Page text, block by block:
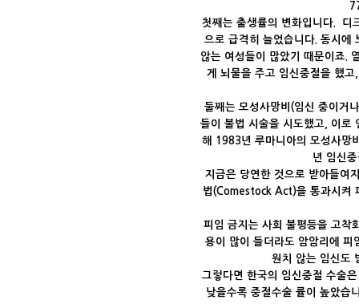
첫째는 출생률의 변화입니다. 디
으로 급격히 늘었습니다. 동시에
않는 여성들이 많았기 때문이죠.
게 뇌물을 주고 임신중절을 했
둘째는 모성사망비(임신 중이거
들이 불법 시술을 시도했고, 이로
해 1983년 루마니아의 모성사망
년 임신
지금은 당연한 것으로 받아들여
법(Comestock Act)을 통과시켜
피임 금지는 사회 불평등을 고착
용이 많이 들더라도 암암리에 피
원치 않는 임신도
그렇다면 한국의 임신중절 수술
낮을수록 중절수술 률이 높았